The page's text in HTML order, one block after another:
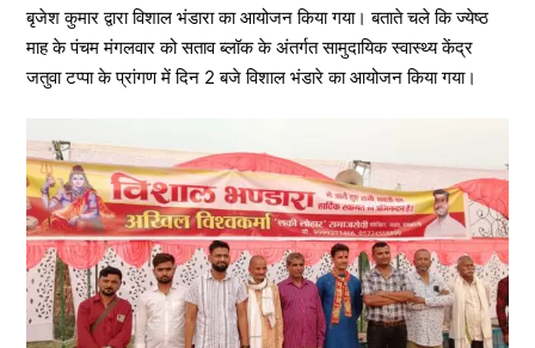
बृजेश कुमार द्वारा विशाल भंडारा का आयोजन किया गया। बताते चले कि ज्येष्ठ
माह के पंचम मंगलवार को सताव ब्लॉक के अंतर्गत सामुदायिक स्वास्थ्य केंद्र
जतुवा टप्पा के प्रांगण में दिन 2 बजे विशाल भंडारे का आयोजन किया गया।